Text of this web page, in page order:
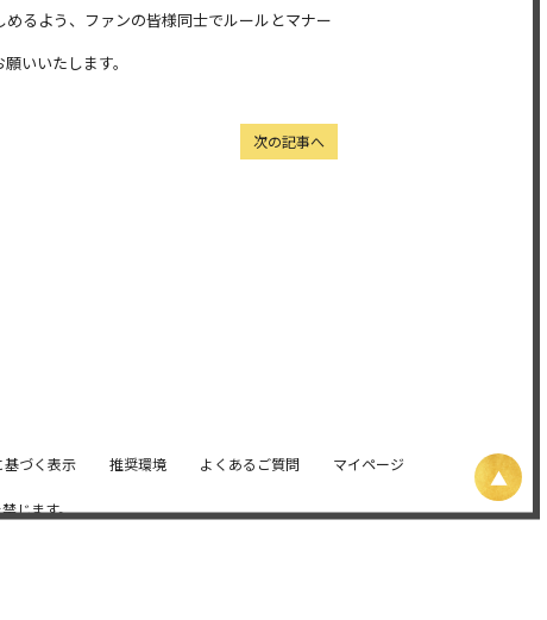
るよう、ファンの皆様同士でルールとマナー
いいたします。
次の記事へ
基づく表示 推奨環境 よくあるご質問 マイページ
じます。